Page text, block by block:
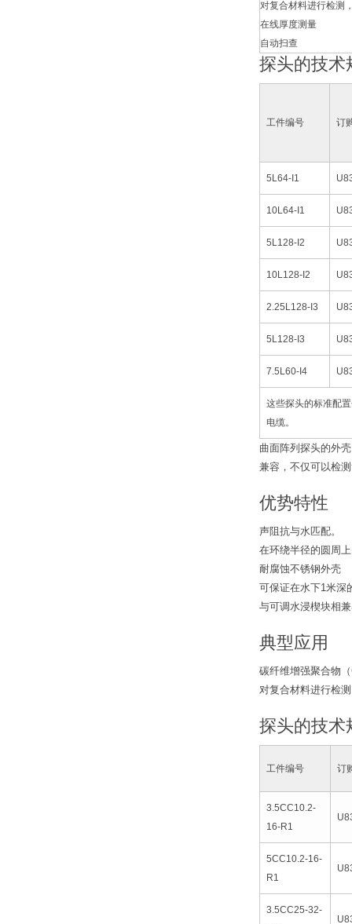
对复合材料进行检测
在线厚度测量
自动扫查
探头的技术
工件编号 订
5L64-I1
10L64-I1
5L128-I2
10L128-I2
2.25L128-I3
5L128-I3
7.5L60-I4
这些探头的标准配
电缆。
曲面阵列探头的外
兼容，不仅可以检
优势特性
声阻抗与水匹配。
在环绕半径的圆周
耐腐蚀不锈钢外壳
可保证在水下1米深
与可调水浸楔块相
典型应用
碳纤维增强聚合物
对复合材料进行检
探头的技术
工件编号 订
3.5CC10.2-
16-R1
5CC10.2-16-
R1
3.5CC25-32-